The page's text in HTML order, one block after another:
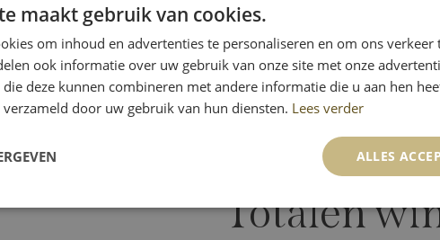
PINOT-GRIS Pierres Sèches - bio
MURE
Waardebon:
WAARDEBON TOEPASSEN
Totalen
maakt gebruik van cookies.
om inhoud en advertenties te personaliseren en om ons verkeer
ook informatie over uw gebruik van onze site met onze
deze kunnen combineren met andere informatie die u aan hen
door uw gebruik van hun diensten. Lees verder
ALLES